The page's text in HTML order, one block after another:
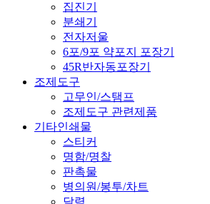
집진기
분쇄기
전자저울
6포/9포 약포지 포장기
45R반자동포장기
조제도구
고무인/스탬프
조제도구 관련제품
기타인쇄물
스티커
명함/명찰
판촉물
병의원/봉투/차트
달력